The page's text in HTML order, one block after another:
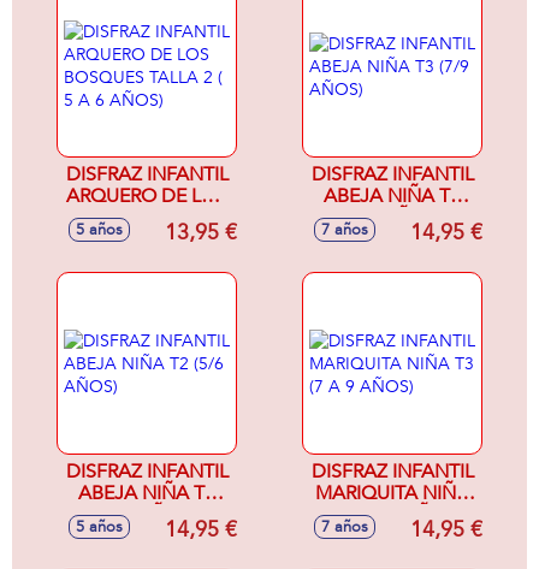
DISFRAZ INFANTIL
ARQUERO DE LOS
BOSQUES TALLA 2
( 5 A 6 AÑOS)
5 años 13,95 €
DISFRAZ INFANTIL
ABEJA NIÑA T3
(7/9 AÑOS)
7 años 14,95 €
DISFRAZ INFANTIL
ABEJA NIÑA T2
(5/6 AÑOS)
5 años 14,95 €
DISFRAZ INFANTIL
MARIQUITA NIÑA
T3 (7 A 9 AÑOS)
7 años 14,95 €